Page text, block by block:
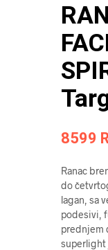
8599
Ranac
do
lagan, sa
podesivi,
prednjem
superlight